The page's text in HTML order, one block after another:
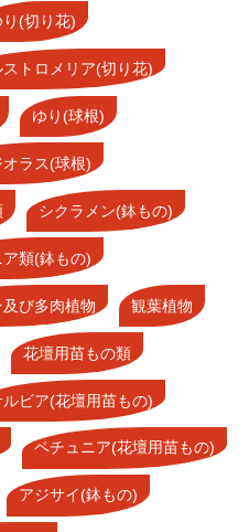
り(切り花)
ストロメリア(切り花)
ゆり(球根)
オラス(球根)
シクラメン(鉢もの)
類(鉢もの)
び多肉植物 観葉植物
花壇用苗もの類
ルビア(花壇用苗もの)
ペチュニア(花壇用苗もの)
アジサイ(鉢もの)